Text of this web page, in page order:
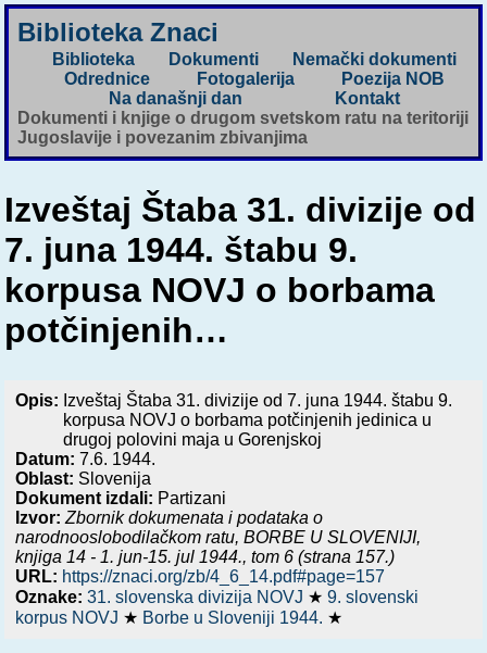
Biblioteka Znaci
Biblioteka Dokumenti
Nemački dokumenti
Odrednice
Fotogalerija
Poezija NOB
Na današnji dan
Kontakt
Dokumenti i knjige o drugom svetskom ratu na teritoriji
Jugoslavije i povezanim zbivanjima
Izveštaj Štaba 31. divizije od
7. juna 1944. štabu 9.
korpusa NOVJ o borbama
potčinjenih…
Opis: Izveštaj Štaba 31. divizije od 7. juna 1944. štabu 9.
korpusa NOVJ o borbama potčinjenih jedinica u
drugoj polovini maja u Gorenjskoj
Datum:7.6. 1944.
Oblast: Slovenija
Dokument izdali: Partizani
Izvor: Zbornik dokumenata i podataka o
narodnooslobodilačkom ratu,BORBE U SLOVENIJI,
knjiga 14 - 1. jun-15. jul 1944., tom 6 (strana 157.)
URL: https://znaci.org/zb/4_6_14.pdf#page=157
Oznake:31. slovenska divizija NOVJ ★9. slovenski
korpus NOVJ ★ Borbe u Sloveniji 1944. ★